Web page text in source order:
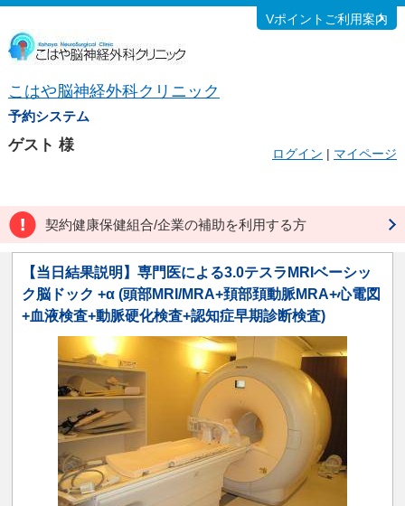
こはや脳神経外科クリニック
予約システム
Vポイントご利用案内
ゲスト 様 ログイン | マイページ
契約健康保健組合/企業の補助を利用する方
【当日結果説明】専門医による3.0テスラMRIベーシッ
ク脳ドック +α (頭部MRI/MRA+頚部頚動脈MRA+心電図
+血液検査+動脈硬化検査+認知症早期診断検査)